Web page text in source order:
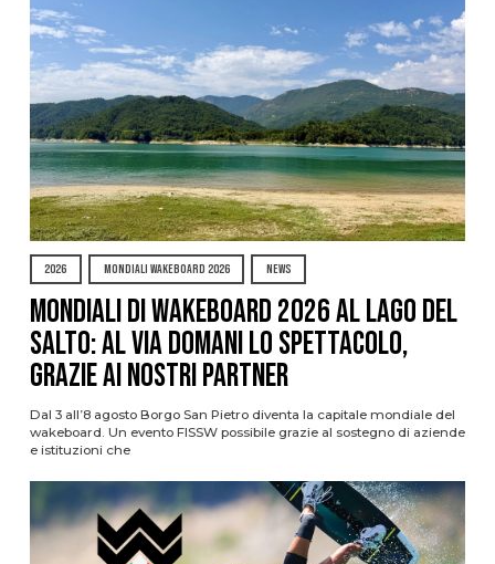
2026 MONDIALI WAKEBOARD 2026 NEWS
Mondiali di Wakeboard 2026 al Lago del
Salto: al via domani lo spettacolo,
grazie ai nostri Partner
Dal 3 all’8 agosto Borgo San Pietro diventa la capitale mondiale del
wakeboard. Un evento FISSW possibile grazie al sostegno di aziende
e istituzioni che